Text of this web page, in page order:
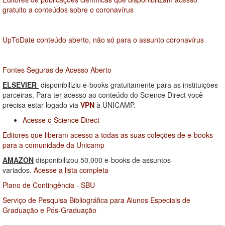
gratuito a conteúdos sobre o coronavírus
UpToDate conteúdo aberto, não só para o assunto coronavírus
Fontes Seguras de Acesso Aberto
ELSEVIER disponibiliziu e-books gratuitamente para as instituições
parceiras. Para ter acesso ao conteúdo do Science Direct você
precisa estar logado via VPN à UNICAMP.
Acesse o Science Direct
Editores que liberam acesso a todas as suas coleções de e-books
para a comunidade da Unicamp
AMAZON disponibilizou 50.000 e-books de assuntos
variados. Acesse a lista completa
Plano de Contingência - SBU
Serviço de Pesquisa Bibliográfica para Alunos Especiais de
Graduação e Pós-Graduação